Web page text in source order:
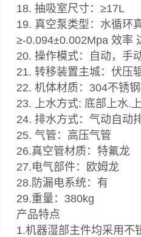
18. 抽吸室尺寸：≥17L
19. 真空泵类型：水循环
≥-0.094±0.002Mpa 效率
20. 操作模式：自动，手
21. 转移装置主城：伏压
22. 机体材质：304不锈
23. 上水方式: 底部上水.
24. 排水方式：气动自动
25. 气管：高压气管
26.真空管材质：特氟龙
27.电气部件：欧姆龙
28.防漏电系统：有
29.重量：380kg
产品特点
1.机器湿部主件均采用不